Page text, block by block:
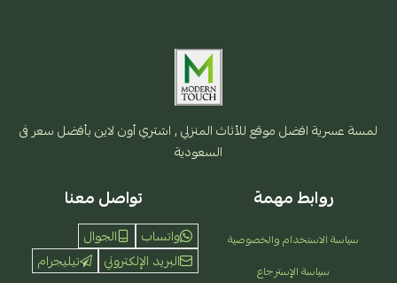
لمسة عسرية افضل موقع للأثاث المنزلي , اشتري أون لاين بأفضل سعر فى
السعودية
روابط مهمة
سياسة الاستخدام والخصوصية
سياسة الإسترجاع
تواصل معنا
واتساب
الجوال
البريد الإلكتروني
تيليجرام